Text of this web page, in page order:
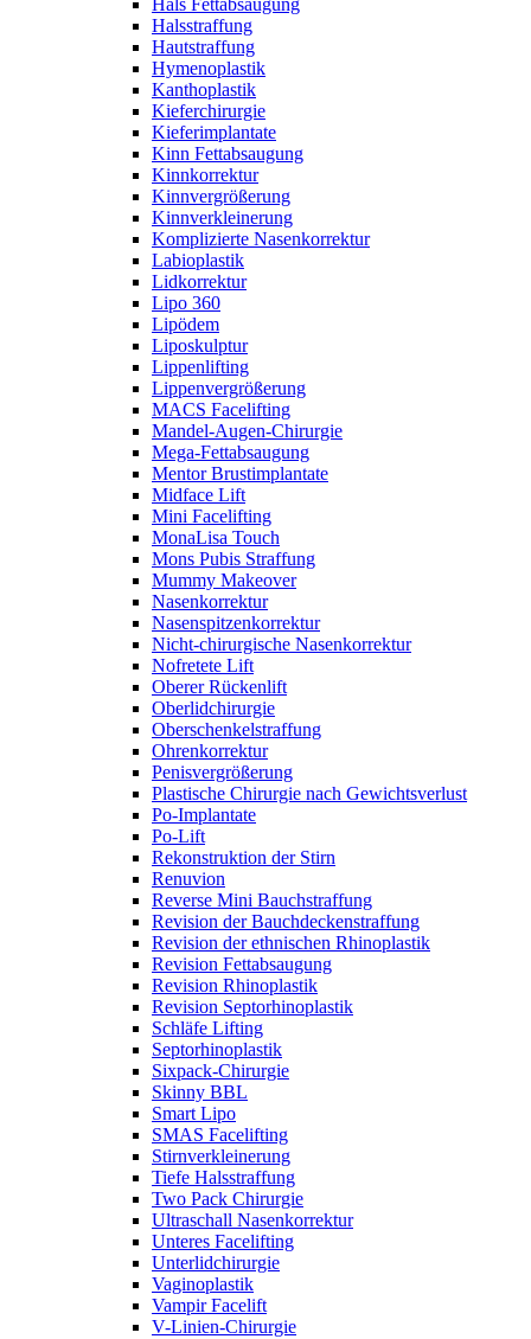
Halsstraffung
Hautstraffung
Hymenoplastik
Kanthoplastik
Kieferchirurgie
Kieferimplantate
Kinn Fettabsaugung
Kinnkorrektur
Kinnvergrößerung
Kinnverkleinerung
Komplizierte Nasenkorrektur
Labioplastik
Lidkorrektur
Lipo 360
Lipödem
Liposkulptur
Lippenlifting
Lippenvergrößerung
MACS Facelifting
Mandel-Augen-Chirurgie
Mega-Fettabsaugung
Mentor Brustimplantate
Midface Lift
Mini Facelifting
MonaLisa Touch
Mons Pubis Straffung
Mummy Makeover
Nasenkorrektur
Nasenspitzenkorrektur
Nicht-chirurgische Nasenkorrektur
Nofretete Lift
Oberer Rückenlift
Oberlidchirurgie
Oberschenkelstraffung
Ohrenkorrektur
Penisvergrößerung
Plastische Chirurgie nach Gewichtsverlust
Po-Implantate
Po-Lift
Rekonstruktion der Stirn
Renuvion
Reverse Mini Bauchstraffung
Revision der Bauchdeckenstraffung
Revision der ethnischen Rhinoplastik
Revision Fettabsaugung
Revision Rhinoplastik
Revision Septorhinoplastik
Schläfe Lifting
Septorhinoplastik
Sixpack-Chirurgie
Skinny BBL
Smart Lipo
SMAS Facelifting
Stirnverkleinerung
Tiefe Halsstraffung
Two Pack Chirurgie
Ultraschall Nasenkorrektur
Unteres Facelifting
Unterlidchirurgie
Vaginoplastik
Vampir Facelift
V-Linien-Chirurgie